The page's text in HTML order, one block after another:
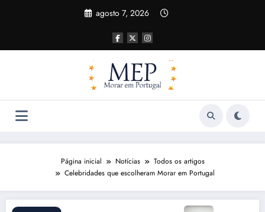
agosto 7, 2026
Página inicial Notícias
Todos os artigos
Celebridades que escolheram Morar em Portugal